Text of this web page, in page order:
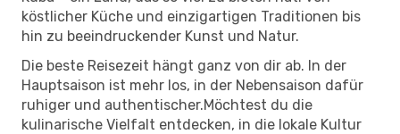
köstlicher Küche und einzigartigen Traditionen bis
hin zu beeindruckender Kunst und Natur.
Die beste Reisezeit hängt ganz von dir ab. In der
Hauptsaison ist mehr los, in der Nebensaison dafür
ruhiger und authentischer.Möchtest du die
kulinarische Vielfalt entdecken, in die lokale Kultur